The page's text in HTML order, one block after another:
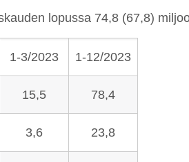
lopussa 74,8 (67,8)
1-3/2023 1-12/2023
15,5 78,4
3,6 23,8